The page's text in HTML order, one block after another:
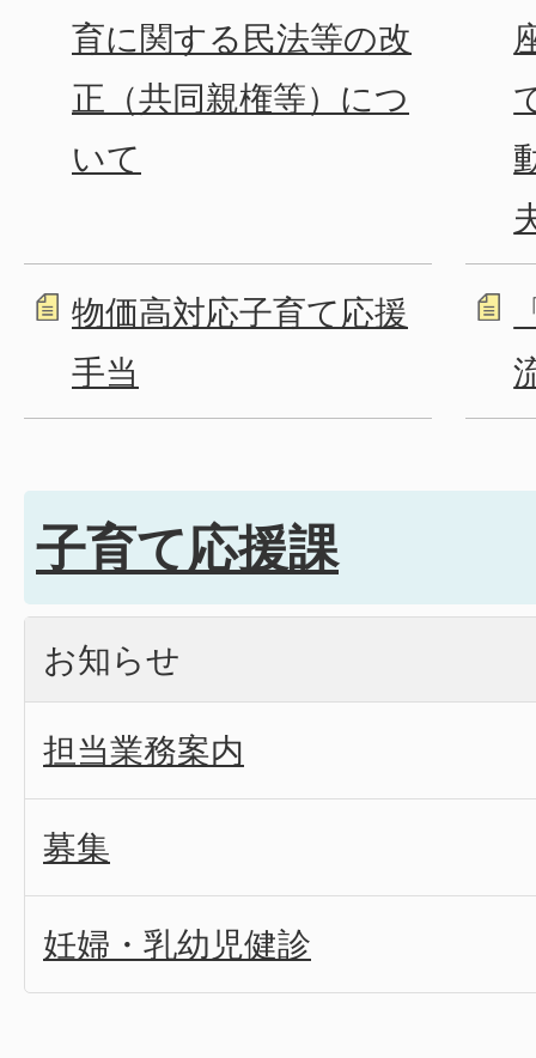
育に関する民法等の改
正（共同親権等）につ
いて
物価高対応子育て応援
手当
子育て応援課
お知らせ
担当業務案内
募集
妊婦・乳幼児健診